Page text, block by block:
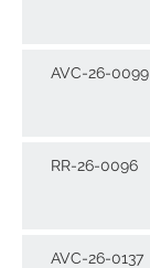
AVC-26-0099
RR-26-0096
AVC-26-0137